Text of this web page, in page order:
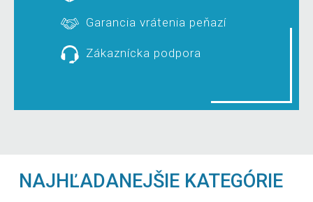
Garancia vrátenia peňazí
Zákaznícka podpora
NAJHĽADANEJŠIE KATEGÓRIE